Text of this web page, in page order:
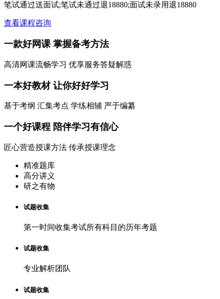
笔试通过送面试;笔试未通过退18880;面试未录用退18880
查看课程咨询
一款好网课 掌握备考方法
高清网课流畅学习 优享服务答疑解惑
一本好教材让你好好学习
基于考纲 汇集考点 学练相辅 严于编纂
一个好课程 陪伴学习有信心
匠心营造授课方法 传承授课理念
精准题库
高分讲义
研之有物
试题收集
第一时间收集考试所有科目的历年考题
试题收集
专业解析团队
试题收集